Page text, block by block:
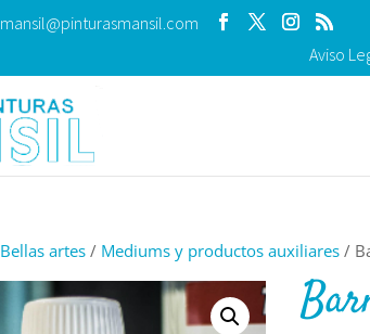
mansil@pinturasmansil.com
Aviso
Bellas artes / Mediums y productos auxiliares /